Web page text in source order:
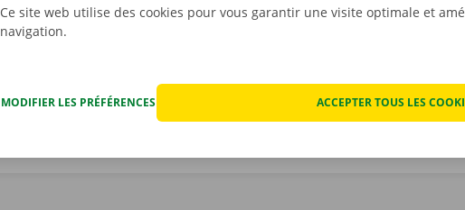
problème technique, vous profitez d’un service de dépannage
j/7 dans toute l’Europe. Ainsi, vous rentrez toujours en toute
Ce site web utilise des cookies pour vous garantir une visite optimale et
navigation.
MODIFIER LES PRÉFÉRENCES ACCEPTER TOUS LES